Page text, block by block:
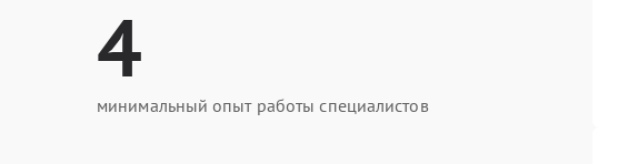
4
минимальный опыт работы специалистов